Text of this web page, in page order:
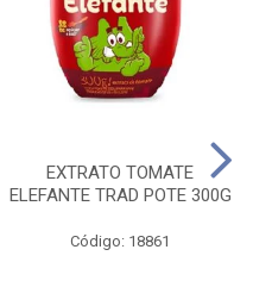
EXTRATO TOMATE
ELEFANTE TRAD POTE 300G
Código: 18861